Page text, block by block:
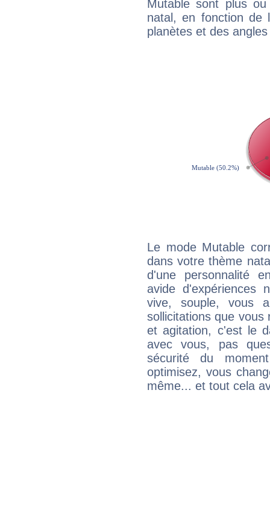
Mutable sont plus
natal, en fonction de
planètes et des
Le mode Mutable
dans votre thème
d'une personnalité
avide d'expériences
vive, souple, vous
sollicitations que vous
et agitation, c'est le
avec vous, pas
sécurité du
optimisez, vous
même... et tout cela